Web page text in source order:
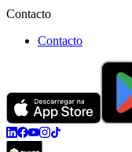
Contacto
Contacto